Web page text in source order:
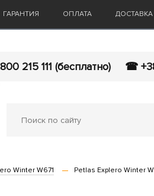
ГАРАНТИЯ ОПЛАТА ДОСТАВКА
215 111 (бесплатно) ☎
Winter W671 Petlas Explero Winter